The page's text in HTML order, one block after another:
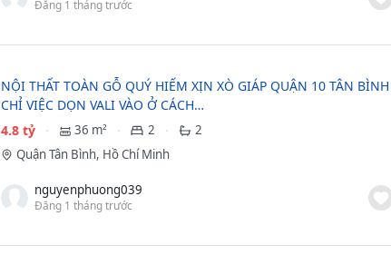
Đăng 1 tháng trước
NỘI THẤT TOÀN GỖ QUÝ HIẾM XỊN XÒ GIÁP QUẬN 10 TÂN BÌNH
CHỈ VIỆC DỌN VALI VÀO Ở CÁCH…
4.8 tỷ
36 m² 2
2
Quận Tân Bình, Hồ Chí Minh
nguyenphuong039
Đăng 1 tháng trước